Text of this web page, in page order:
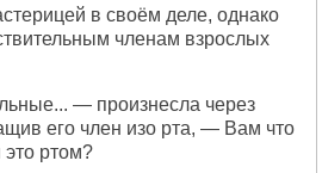
в своём деле, однако
членам взрослых
— произнесла через
его член изо рта, — Вам что
ртом?